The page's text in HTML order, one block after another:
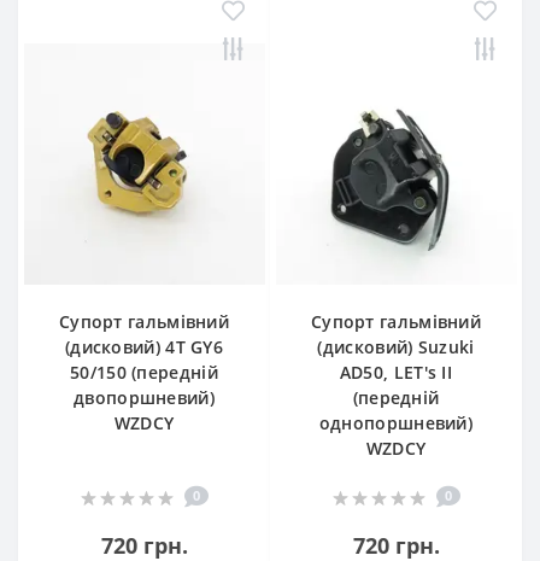
Супорт гальмівний
(дисковий) 4T GY6
50/150 (передній
двопоршневий)
WZDCY
0
720 грн.
Супорт гальмівний
(дисковий) Suzuki
AD50, LET's II
(передній
однопоршневий)
WZDCY
0
720 грн.